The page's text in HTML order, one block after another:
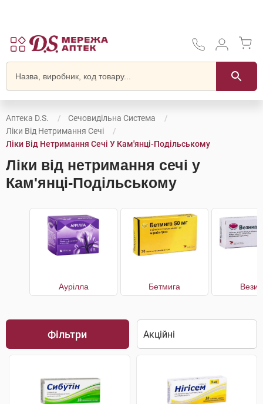
Аптека D.S.
Сечовидільна Система
Ліки Від Нетримання Сечі
Ліки Від Нетримання Сечі У Кам'янці-Подільському
Ліки від нетримання сечі у
Кам'янці-Подільському
Аурілла Бетмига
Фільтри